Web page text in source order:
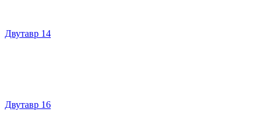
Двутавр 14
Двутавр 16